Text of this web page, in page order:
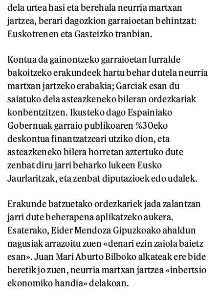
dela urtea hasi eta berehala neurria martxan
jartzea, berari dagozkion garraioetan behintzat:
Euskotrenen eta Gasteizko tranbian.
Kontua da gainontzeko garraioetan lurralde
bakoitzeko erakundeek hartu behar dutela neurria
martxan jartzeko erabakia; Garciak esan du
saiatuko dela asteazkeneko bileran ordezkariak
konbentzitzen. Ikusteko dago Espainiako
Gobernuak garraio publikoaren %30eko
deskontua finantzatzeari utziko dion, eta
asteazkeneko bilera horretan aztertuko dute
zenbat diru jarri beharko lukeen Eusko
Jaurlaritzak, eta zenbat diputazioek edo udalek.
Erakunde batzuetako ordezkariek jada zalantzan
jarri dute beherapena aplikatzeko aukera.
Esaterako, Eider Mendoza Gipuzkoako ahaldun
nagusiak arrazoitu zuen «denari ezin zaiola baietz
esan». Juan Mari Aburto Bilboko alkateak ere bide
beretik jo zuen, neurria martxan jartzea «inbertsio
ekonomiko handia» delakoan.